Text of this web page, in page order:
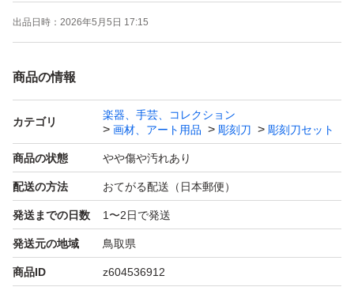
出品日時： 2026年5月5日 17:15
商品の情報
カテゴリ
楽器、手芸、コレクション
画材、アート用品
彫刻刀 彫刻刀セット
商品の状態 やや傷や汚れあり
配送の方法 おてがる配送（日本郵便）
発送までの日数 1〜2日で発送
発送元の地域 鳥取県
商品ID z604536912